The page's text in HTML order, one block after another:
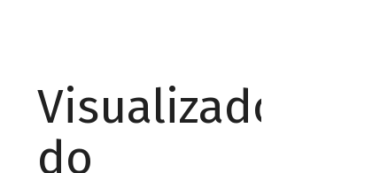
Visualizador
do